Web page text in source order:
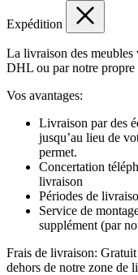
Expédition
La livraison des meubles
DHL ou par notre
Vos avantages:
Livraison par des
jusqu’au lieu de
permet.
Concertation
livraison
Périodes de
Service de
supplément (par
Frais de livraison:
dehors de notre zone de